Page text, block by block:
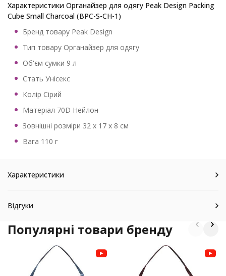
Характеристики Органайзер для одягу Peak Design Packing
Cube Small Charcoal (BPC-S-CH-1)
Бренд товару Peak Design
Тип товару Органайзер для одягу
Об'єм сумки 9 л
Стать Унісекс
Колір Сірий
Матеріал 70D Нейлон
Зовнішні розміри 32 х 17 х 8 см
Вага 110 г
Характеристики
Відгуки
Популярні товари бренду